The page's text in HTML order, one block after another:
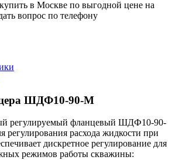
ШДФ10-90-М
регулируемый фланцевый ШДФ10-90-
регулирования расхода жидкости при
дискретное регулирование для
режимов работы скважины: